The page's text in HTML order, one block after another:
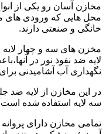
مخازن آسان رو یکی از
محل هایی که ورودی های
خانگی و صنعتی دارند.
مخزن های سه و چهار لایه
لایه ضد نفوذ نور در
نگهداری آب آشامیدنی
در این مخازن از لایه ضد
سه لایه استفاده شده
تمامی مخازن دارای